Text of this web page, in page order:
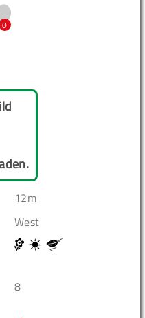
0
12m
West
8